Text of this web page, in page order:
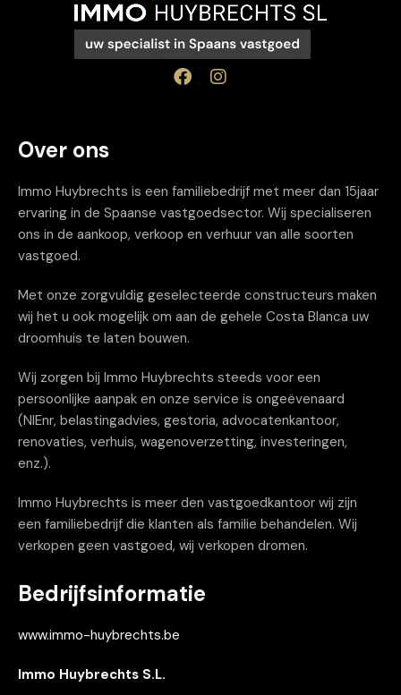
Over ons
Immo Huybrechts is een familiebedrijf met meer dan 15jaar
ervaring in de Spaanse vastgoedsector. Wij specialiseren
ons in de aankoop, verkoop en verhuur van alle soorten
vastgoed.
Met onze zorgvuldig geselecteerde constructeurs maken
wij het u ook mogelijk om aan de gehele Costa Blanca uw
droomhuis te laten bouwen.
Wij zorgen bij Immo Huybrechts steeds voor een
persoonlijke aanpak en onze service is ongeëvenaard
(NIEnr, belastingadvies, gestoria, advocatenkantoor,
renovaties, verhuis, wagenoverzetting, investeringen,
enz.).
Immo Huybrechts is meer den vastgoedkantoor wij zijn
een familiebedrijf die klanten als familie behandelen. Wij
verkopen geen vastgoed, wij verkopen dromen.
Bedrijfsinformatie
www.immo-huybrechts.be
Immo Huybrechts S.L.